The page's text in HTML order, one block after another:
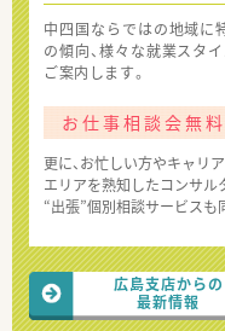
中四国ならではの地域に
の傾向、様々な就業スタ
ご案内します。
お仕事相談会無料
更に、お忙しい方やキャリ
エリアを熟知したコンサル
“出張”個別相談サービスも
広島支店からの
最新情報